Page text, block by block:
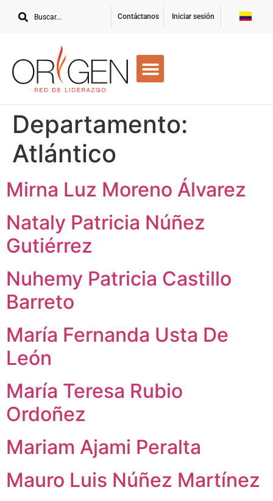
Contáctanos Iniciar sesión
Departamento:
Atlántico
Mirna Luz Moreno Álvarez
Nataly Patricia Núñez
Gutiérrez
Nuhemy Patricia Castillo
Barreto
María Fernanda Usta De
León
María Teresa Rubio
Ordoñez
Mariam Ajami Peralta
Mauro Luis Núñez Martínez